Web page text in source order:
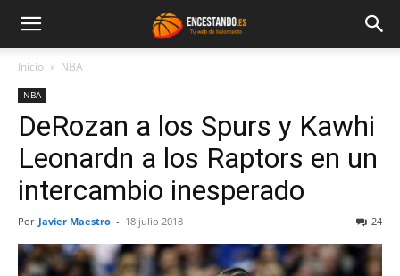
Inicio NBA
NBA
DeRozan a los Spurs y Kawhi
Leonardn a los Raptors en un
intercambio inesperado
Por Javier Maestro - 18 julio 2018 24